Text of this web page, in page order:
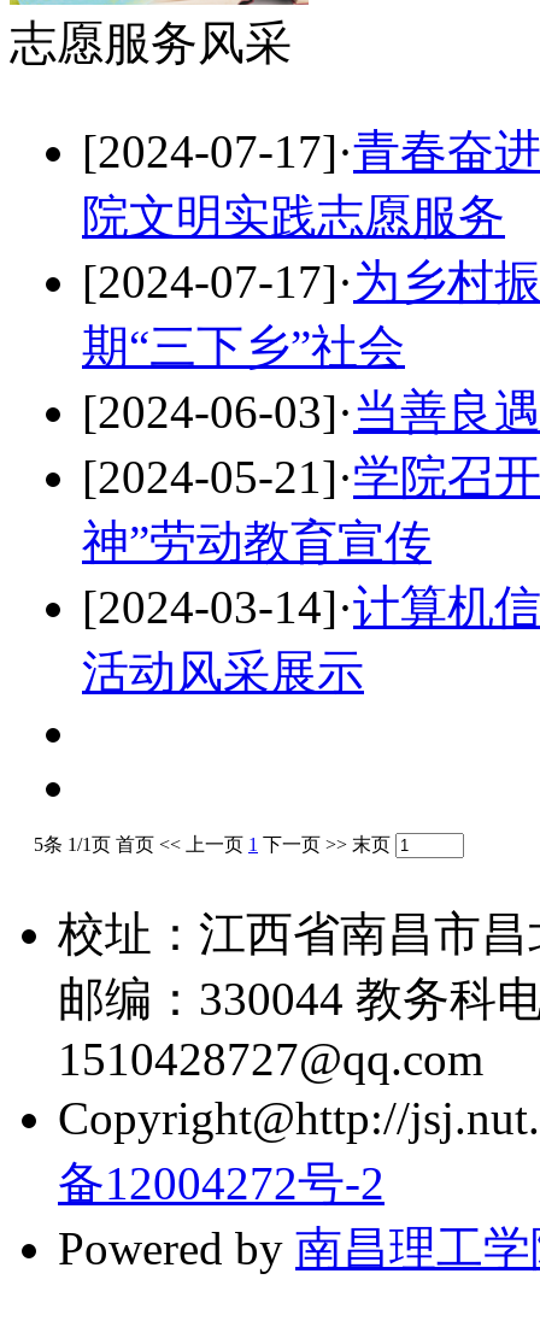
志愿服务风采
[2024-07-17]·青春奋
院文明实践志愿服务
[2024-07-17]·为乡村
期“三下乡”社会
[2024-06-03]·当善良
[2024-05-21]·学院召
神”劳动教育宣传
[2024-03-14]·计算机
活动风采展示
5条 1/1页 首页 << 上一页 1 下一页 >> 末页
校址：江西省南昌市
邮编：330044 教务科
1510428727@qq.com
Copyright@http://
备12004272号-2
Powered by 南昌理工